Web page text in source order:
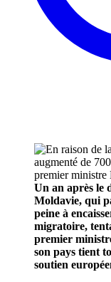
Un an après le
Moldavie, qui
peine à
migratoire,
premier
son pays tient
soutien